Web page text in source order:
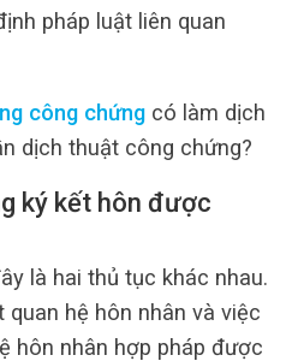
pháp luật liên quan
công chứng có làm dịch
dịch thuật công chứng?
ký kết hôn được
là hai thủ tục khác nhau.
hệ hôn nhân và việc
hôn nhân hợp pháp được